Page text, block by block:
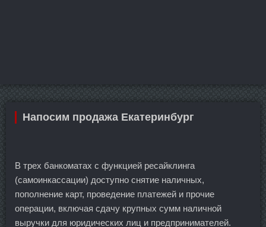
Напосим продажа Екатеринбург
В трех банкоматах с функцией ресайклинга
(самоинкассации) доступно снятие наличных,
пополнение карт, проведение платежей и прочие
операции, включая сдачу крупных сумм наличной
выручки для юридических лиц и предпринимателей.